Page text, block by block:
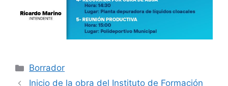
Categorías
Borrador
Inicio de la obra del Instituto de Formación